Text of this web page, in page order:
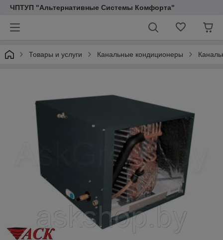
ЧПТУП "Альтернативные Системы Комфорта"
Товары и услуги Канальные кондиционеры